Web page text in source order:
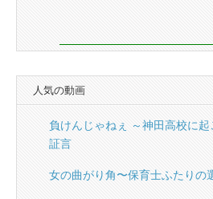
人気の動画
負けんじゃねぇ ～神田高校に
証言
女の曲がり角〜保育士ふたりの